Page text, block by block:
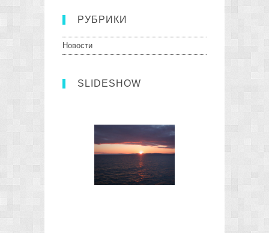
РУБРИКИ
Новости
SLIDESHOW